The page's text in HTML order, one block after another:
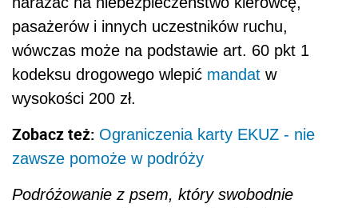
pasażerów i innych uczestników ruchu,
wówczas może na podstawie art. 60 pkt 1
kodeksu drogowego wlepić mandat w
wysokości 200 zł.
Zobacz też: Ograniczenia karty EKUZ - nie
zawsze pomoże w podróży
Podróżowanie z psem, który swobodnie